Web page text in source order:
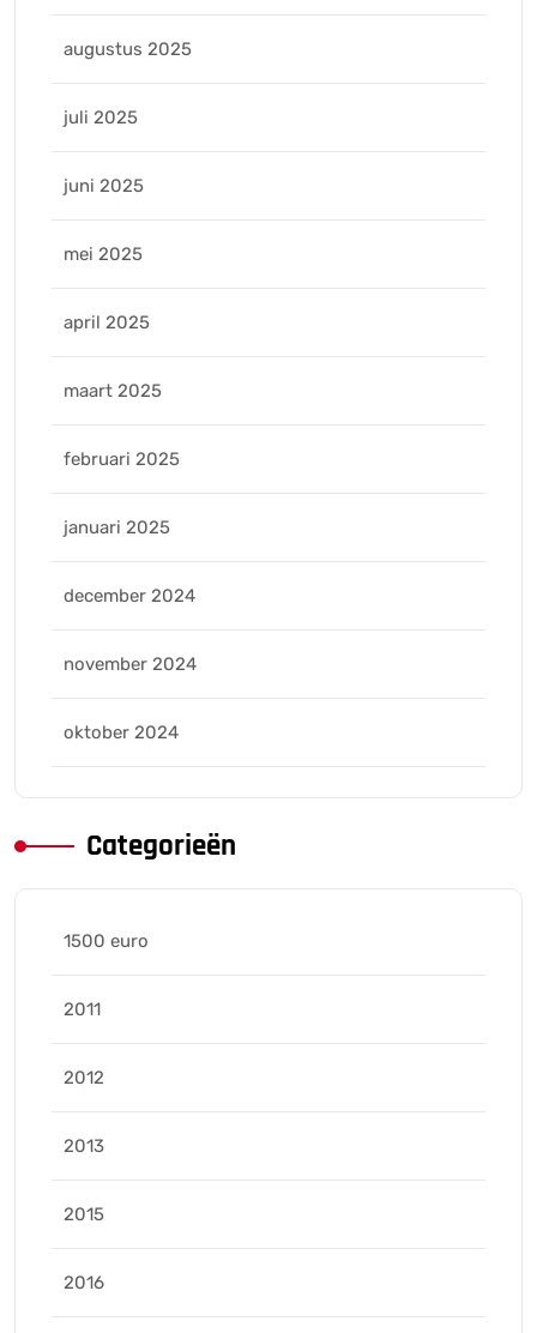
augustus 2025
juli 2025
juni 2025
mei 2025
april 2025
maart 2025
februari 2025
januari 2025
december 2024
november 2024
oktober 2024
Categorieën
1500 euro
2011
2012
2013
2015
2016